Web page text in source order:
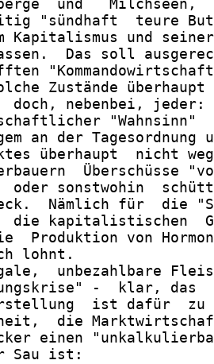
und   Milchseen,
"sündhaft  teure
Kapitalismus und
Das soll
Zustände
doch, nebenbei,
"Wahnsinn"
an der Tagesordnung
überhaupt  nicht
Überschüsse
oder sonstwohin
Nämlich für  die
die kapitalistischen
Produktion von
lohnt.
unbezahlbare
-  klar, das
ist dafür
die
einen
Sau ist: